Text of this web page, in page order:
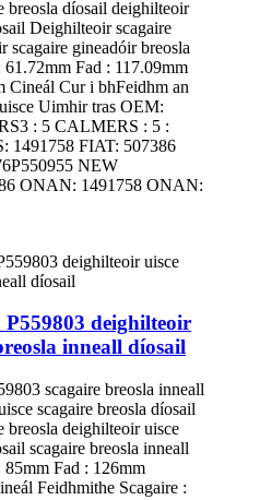
breosla díosail deighilteoir
Deighilteoir scagaire
scagaire gineadóir breosla
Fad : 117.09mm
Cineál Cur i bhFeidhm an
Uimhir tras OEM:
: 5 CALMERS : 5 :
1491758 FIAT: 507386
NEW
ONAN: 1491758 ONAN:
P559803 deighilteoir
inneall díosail
scagaire breosla inneall
scagaire breosla díosail
breosla deighilteoir uisce
scagaire breosla inneall
Fad : 126mm
Feidhmithe Scagaire :